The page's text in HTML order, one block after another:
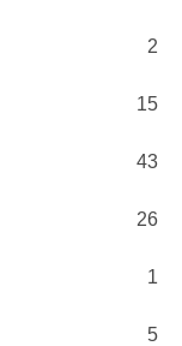
2
15
43
26
1
5